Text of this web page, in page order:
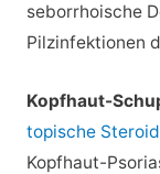
seborrhoische
Pilzinfektionen
Kopfhaut-
topische
Kopfhaut-